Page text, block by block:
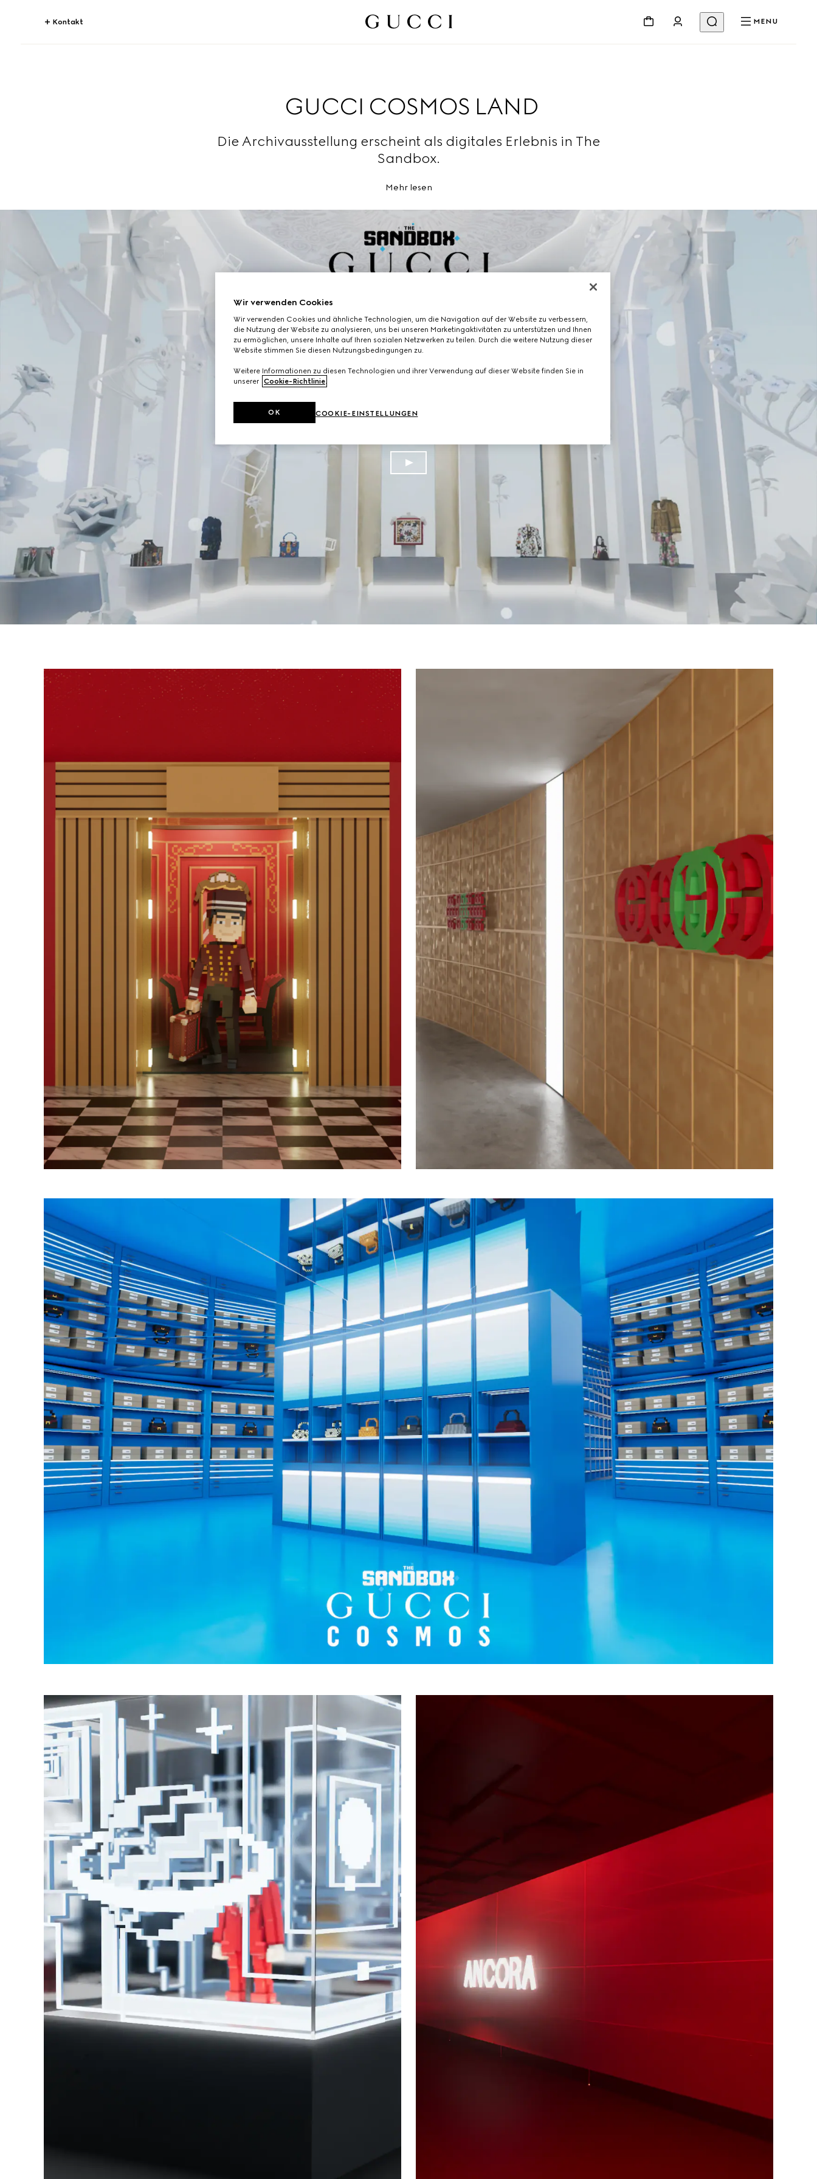
Kontakt MENU
GUCCI COSMOS LAND
Die Archivausstellung erscheint als digitales Erlebnis in The
Sandbox.
Mehr lesen
Wir verwenden Cookies
Wir verwenden Cookies und ähnliche Technologien, um die Navigation auf der Website zu verbessern,
die Nutzung der Website zu analysieren, uns bei unseren Marketingaktivitäten zu unterstützen und Ihnen
zu ermöglichen, unsere Inhalte auf Ihren sozialen Netzwerken zu teilen. Durch die weitere Nutzung dieser
Website stimmen Sie diesen Nutzungsbedingungen zu.
Weitere Informationen zu diesen Technologien und ihrer Verwendung auf dieser Website finden Sie in
unserer Cookie-Richtlinie.
COOKIE-EINSTELLUNGEN
OK